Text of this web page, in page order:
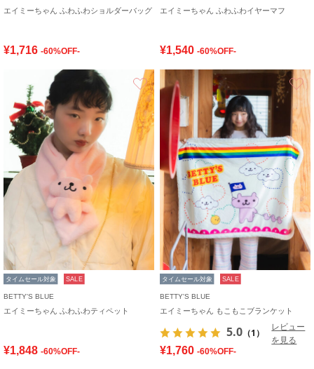
エイミーちゃん ふわふわショルダーバッグ
¥1,716 -60%OFF-
エイミーちゃん ふわふわイヤーマフ
¥1,540 -60%OFF-
お気に入り
タイムセール対象 SALE
BETTY'S BLUE
エイミーちゃん ふわふわティペット
¥1,848 -60%OFF-
タイムセール対象 SALE
BETTY'S BLUE
エイミーちゃん もこもこブランケット
5.0 （1）
レビュー
を見る
¥1,760 -60%OFF-